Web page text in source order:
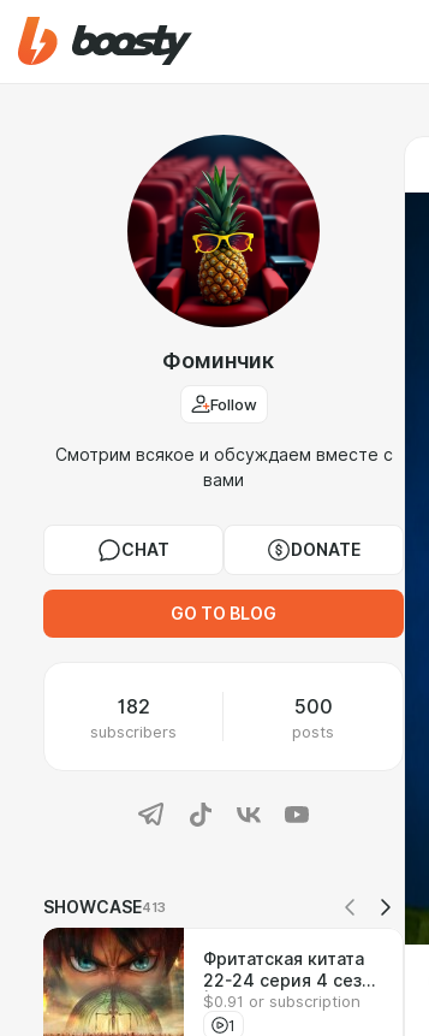
Фоминчик
Follow
Смотрим всякое и обсуждаем вместе с
вами
CHAT DONATE
GO TO BLOG
182
subscribers
500
posts
SHOWCASE413
Фритатская китата
22-24 серия 4 сезон
| Реакция на аниме
$0.91 or subscription
1